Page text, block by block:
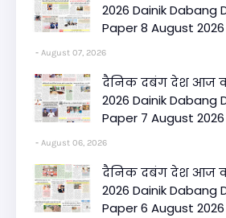
2026 Dainik Dabang
Paper 8 August 2026
August 07, 2026
दैनिक दबंग देश आज
2026 Dainik Dabang
Paper 7 August 2026
August 06, 2026
दैनिक दबंग देश आज
2026 Dainik Dabang
Paper 6 August 2026